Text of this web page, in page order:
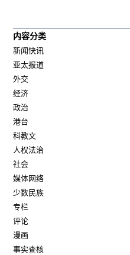
内容分类
新闻快讯
亚太报道
外交
经济
政治
港台
科教文
人权法治
社会
媒体网络
少数民族
专栏
评论
漫画
事实查核